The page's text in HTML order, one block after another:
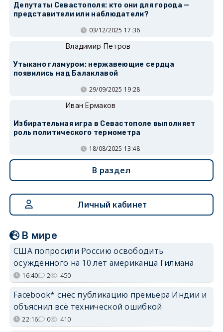
Депутаты Севастополя: кто они для города —
представители или наблюдатели?
03/12/2025 17:36
Владимир Петров
Утыкано гламуром: нержавеющие сердца
появились над Балаклавой
29/09/2025 19:28
Иван Ермаков
Избирательная игра в Севастополе выполняет
роль политического термометра
18/08/2025 13:48
В раздел
Личный кабинет
В мире
США попросили Россию освободить
осуждённого на 10 лет американца Гилмана
16:40 2 450
Facebook* снёс публикацию премьера Индии и
объяснил всё технической ошибкой
22:16 0 410